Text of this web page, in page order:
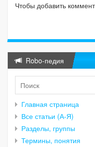
Чтобы добавить
Robo-педия
Главная страница
Все статьи (А-Я)
Разделы, группы
Термины, понятия